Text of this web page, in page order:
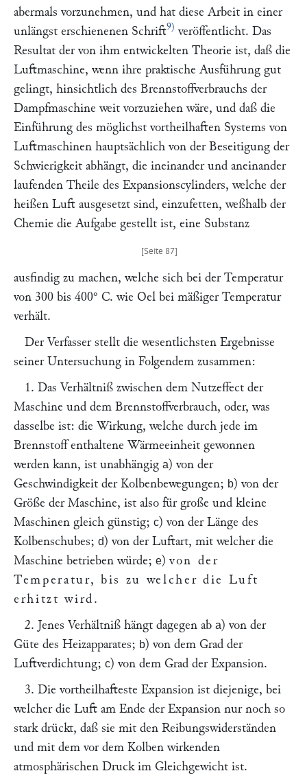
abermals vorzunehmen, und hat diese Arbeit in einer
unlängst erschienenen Schrift9) veröffentlicht. Das
Resultat der von ihm entwickelten Theorie ist, daß die
Luftmaschine, wenn ihre praktische Ausführung gut
gelingt, hinsichtlich des Brennstoffverbrauchs der
Dampfmaschine weit vorzuziehen wäre, und daß die
Einführung des möglichst vortheilhaften Systems von
Luftmaschinen hauptsächlich von der Beseitigung der
Schwierigkeit abhängt, die ineinander und aneinander
laufenden Theile des Expansionscylinders, welche der
heißen Luft ausgesetzt sind, einzufetten, weßhalb der
Chemie die Aufgabe gestellt ist, eine Substanz
ausfindig zu machen, welche sich bei der Temperatur
von 300 bis 400° C. wie Oel bei mäßiger Temperatur
verhält.
Der Verfasser stellt die wesentlichsten Ergebnisse
seiner Untersuchung in Folgendem zusammen:
1. Das Verhältniß zwischen dem Nutzeffect der
Maschine und dem Brennstoffverbrauch, oder, was
dasselbe ist: die Wirkung, welche durch jede im
Brennstoff enthaltene Wärmeeinheit gewonnen
werden kann, ist unabhängig a) von der
Geschwindigkeit der Kolbenbewegungen; b) von der
Größe der Maschine, ist also für große und kleine
Maschinen gleich günstig; c) von der Länge des
Kolbenschubes; d) von der Luftart, mit welcher die
Maschine betrieben würde; e) von der
Temperatur, bis zu welcher die Luft
erhitzt wird .
2. Jenes Verhältniß hängt dagegen ab a) von der
Güte des Heizapparates; b) von dem Grad der
Luftverdichtung; c) von dem Grad der Expansion.
3. Die vortheilhafteste Expansion ist diejenige, bei
welcher die Luft am Ende der Expansion nur noch so
stark drückt, daß sie mit den Reibungswiderständen
und mit dem vor dem Kolben wirkenden
atmosphärischen Druck im Gleichgewicht ist.